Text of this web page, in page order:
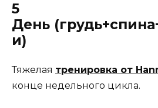
5
День
и)
Тяжелая тренировка от
конце недельного цикла.